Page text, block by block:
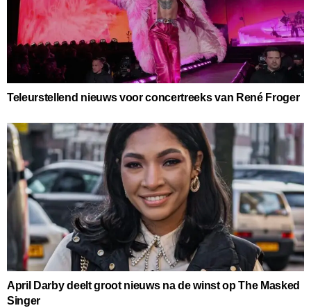
Teleurstellend nieuws voor concertreeks van René Froger
April Darby deelt groot nieuws na de winst op The Masked
Singer